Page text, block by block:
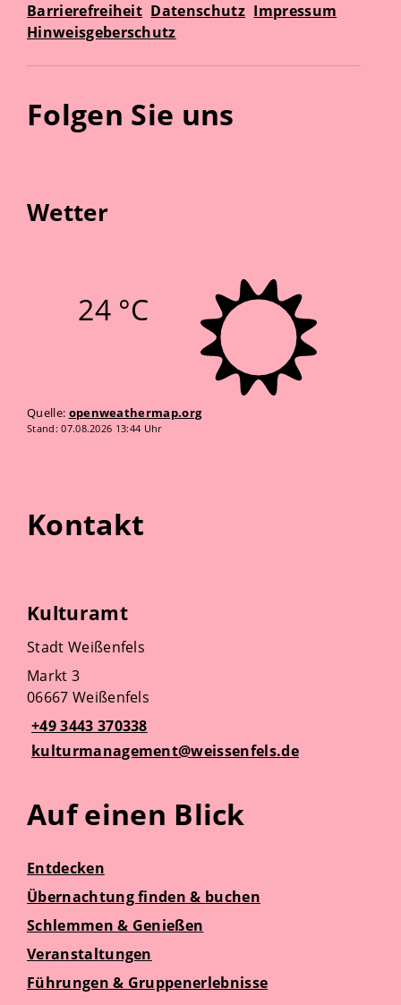
Barrierefreiheit Datenschutz Impressum
Hinweisgeberschutz
Folgen Sie uns
Wetter
24 °C
Quelle: openweathermap.org
Stand: 07.08.2026 13:44 Uhr
Kontakt
Kulturamt
Stadt Weißenfels
Markt 3
06667 Weißenfels
+49 3443 370338
kulturmanagement@weissenfels.de
Auf einen Blick
Entdecken
Übernachtung finden & buchen
Schlemmen & Genießen
Veranstaltungen
Führungen & Gruppenerlebnisse